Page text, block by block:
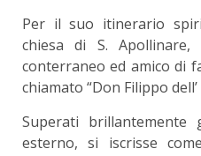
Per il suo itinerario
chiesa di S.
conterraneo ed amico di
chiamato “Don Filippo
Superati brillantemente
esterno, si iscrisse